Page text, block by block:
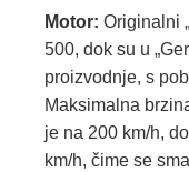
Motor: Originalni
500, dok su u
proizvodnje, s
Maksimalna
je na 200 km/h,
km/h, čime se